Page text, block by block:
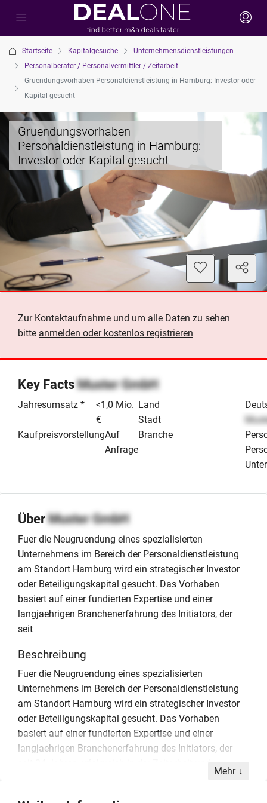
Startseite Kapitalgesuche
Unternehmensdienstleistungen
Personalberater / Personalvermittler / Zeitarbeit
Gruendungsvorhaben Personaldienstleistung in Hamburg: Investor oder
Kapital gesucht
Gruendungsvorhaben
Personaldienstleistung in Hamburg:
Investor oder Kapital gesucht
Zur Kontaktaufnahme und um alle Daten zu sehen
bitte anmelden oder kostenlos registrieren
Key FactsMuster GmbH
Jahresumsatz *
<1,0 Mio.
€
KaufpreisvorstellungAuf
Anfrage
Land
Stadt
Branche
ÜberMuster GmbH
Fuer die Neugruendung eines spezialisierten
Unternehmens im Bereich der Personaldienstleistung
am Standort Hamburg wird ein strategischer Investor
oder Beteiligungskapital gesucht. Das Vorhaben
basiert auf einer fundierten Expertise und einer
langjaehrigen Branchenerfahrung des Initiators, der
seit
Beschreibung
Fuer die Neugruendung eines spezialisierten
Unternehmens im Bereich der Personaldienstleistung
am Standort Hamburg wird ein strategischer Investor
oder Beteiligungskapital gesucht. Das Vorhaben
basiert auf einer fundierten Expertise und einer
langjaehrigen Branchenerfahrung des Initiators, der
Personaldienstleistung taetig ist. Ziel ist es, ein
Mehr